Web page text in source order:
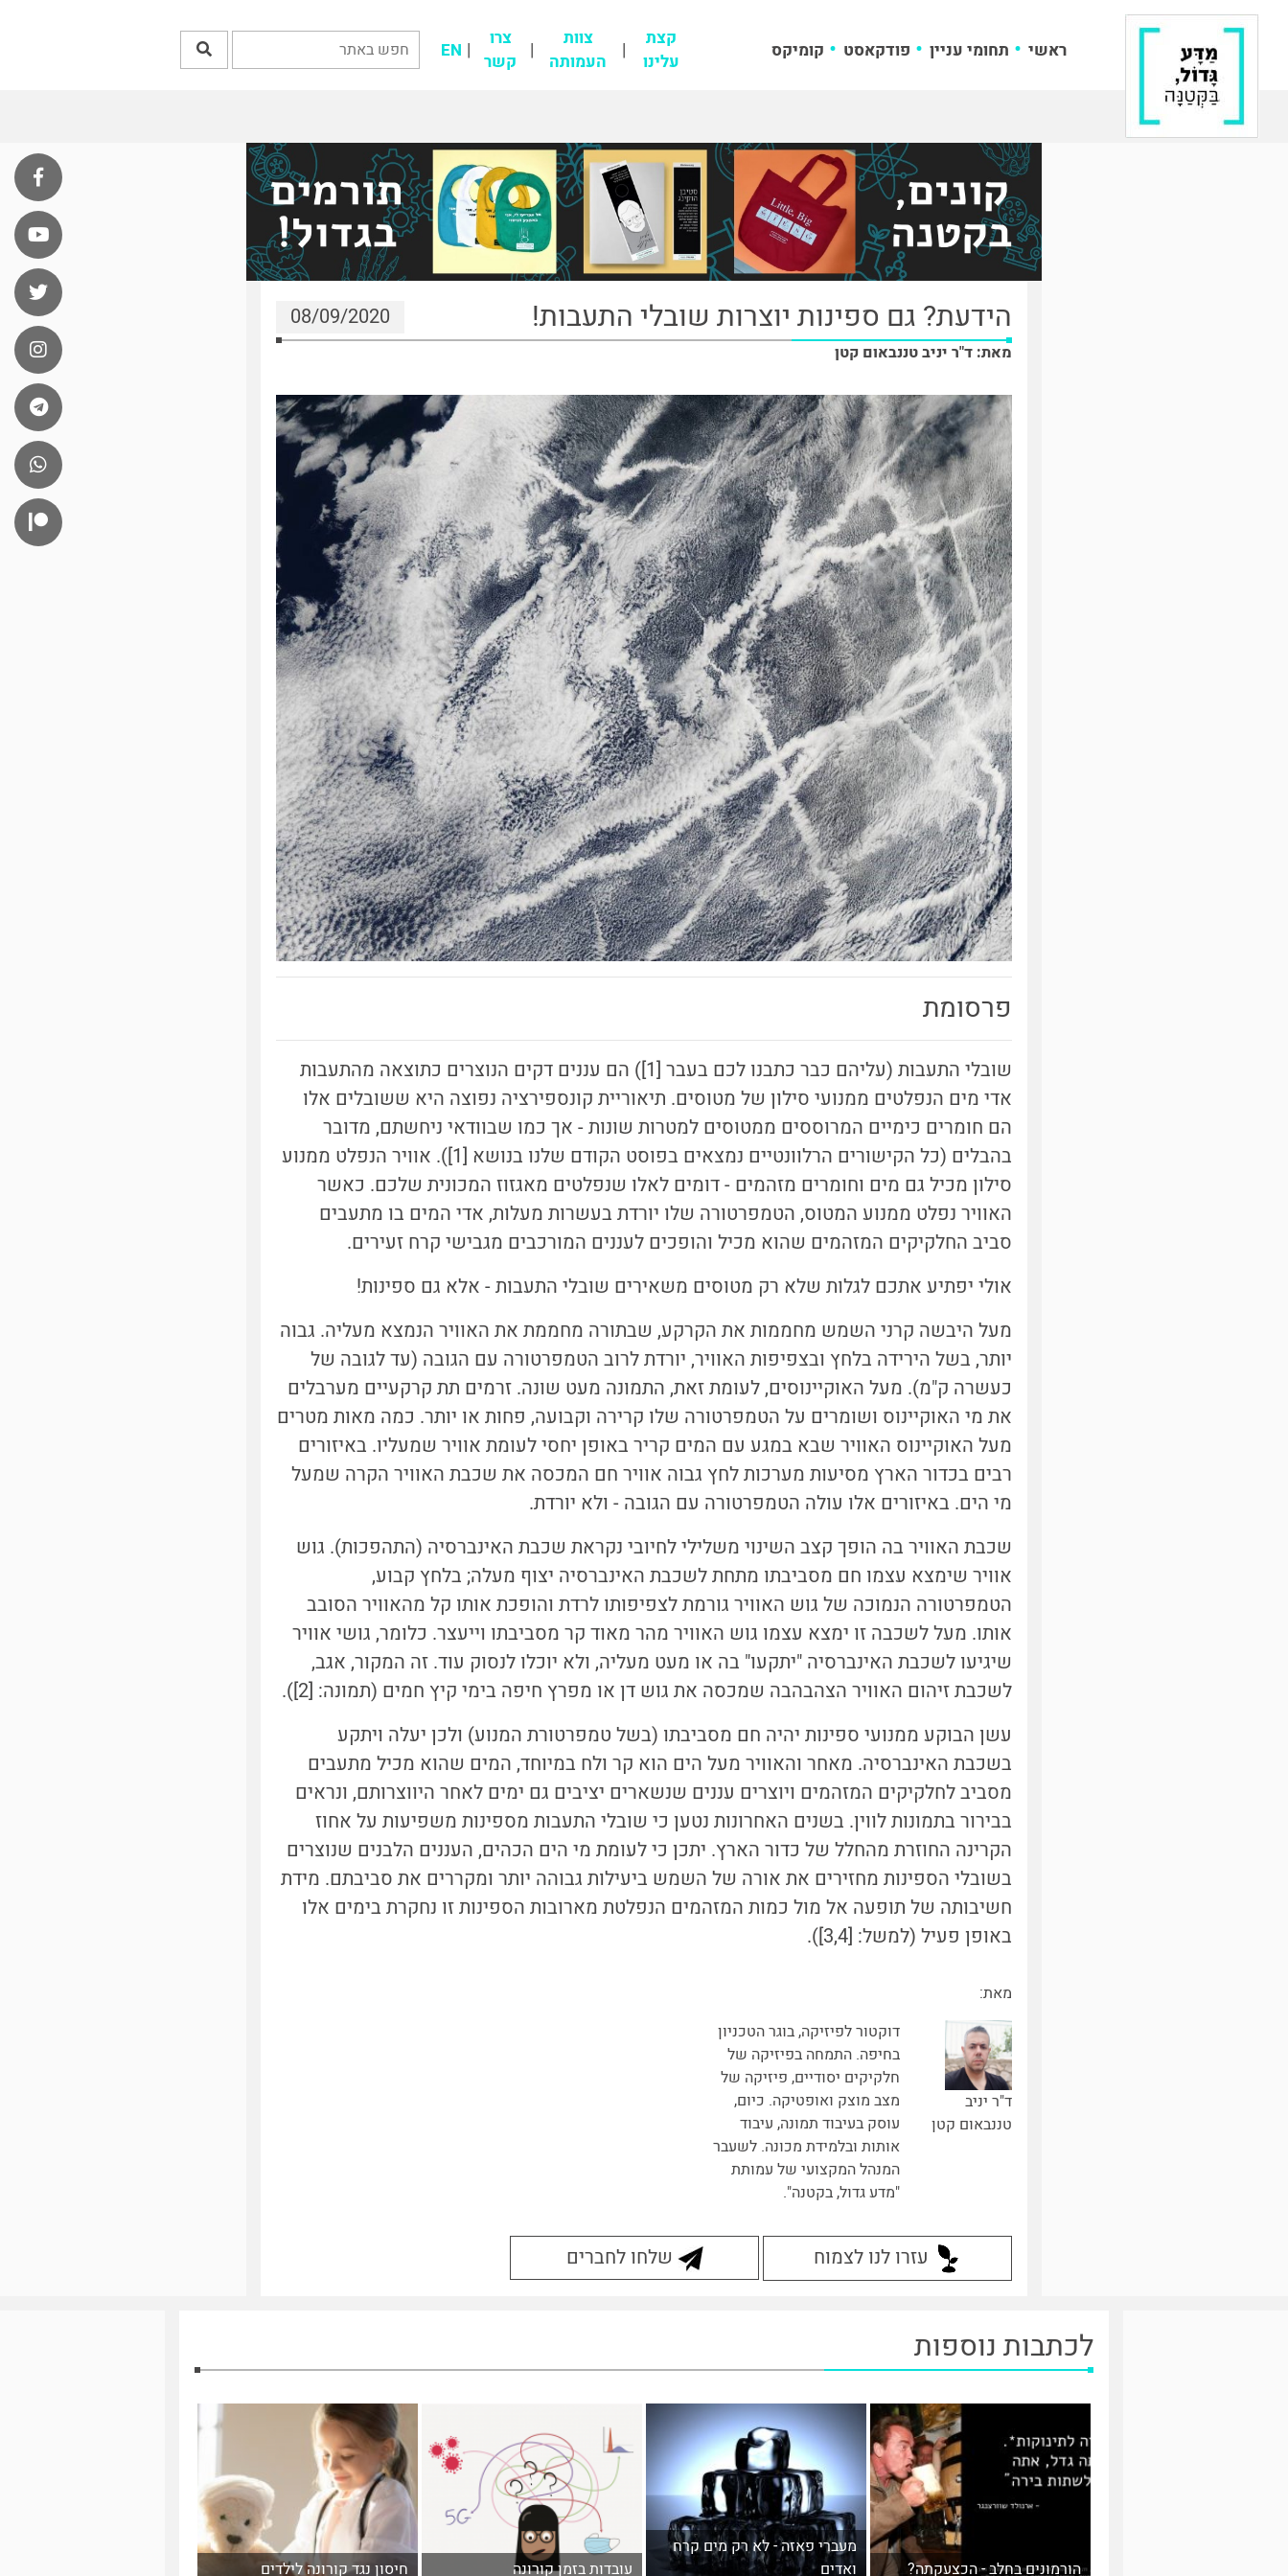
ראשי תחומי עניין פודקאסט קומיקס
קצת
עלינו
צוות
העמותה
צרו
קשר
EN
הידעת? גם ספינות יוצרות שובלי התעבות! 08/09/2020
מאת: ד"ר יניב טננבאום קטן
פרסומת
שובלי התעבות (עליהם כבר כתבנו לכם בעבר [1]) הם עננים דקים הנוצרים כתוצאה מהתעבות
אדי מים הנפלטים ממנועי סילון של מטוסים. תיאוריית קונספירציה נפוצה היא ששובלים אלו
הם חומרים כימיים המרוססים ממטוסים למטרות שונות - אך כמו שבוודאי ניחשתם, מדובר
בהבלים (כל הקישורים הרלוונטיים נמצאים בפוסט הקודם שלנו בנושא [1]). אוויר הנפלט ממנוע
סילון מכיל גם מים וחומרים מזהמים - דומים לאלו שנפלטים מאגזוז המכונית שלכם. כאשר
האוויר נפלט ממנוע המטוס, הטמפרטורה שלו יורדת בעשרות מעלות, אדי המים בו מתעבים
סביב החלקיקים המזהמים שהוא מכיל והופכים לעננים המורכבים מגבישי קרח זעירים.
אולי יפתיע אתכם לגלות שלא רק מטוסים משאירים שובלי התעבות - אלא גם ספינות!
מעל היבשה קרני השמש מחממות את הקרקע, שבתורה מחממת את האוויר הנמצא מעליה. גבוה
יותר, בשל הירידה בלחץ ובצפיפות האוויר, יורדת לרוב הטמפרטורה עם הגובה (עד לגובה של
כעשרה ק"מ). מעל האוקיינוסים, לעומת זאת, התמונה מעט שונה. זרמים תת קרקעיים מערבלים
את מי האוקיינוס ושומרים על הטמפרטורה שלו קרירה וקבועה, פחות או יותר. כמה מאות מטרים
מעל האוקיינוס האוויר שבא במגע עם המים קריר באופן יחסי לעומת אוויר שמעליו. באיזורים
רבים בכדור הארץ מסיעות מערכות לחץ גבוה אוויר חם המכסה את שכבת האוויר הקרה שמעל
מי הים. באיזורים אלו עולה הטמפרטורה עם הגובה - ולא יורדת.
שכבת האוויר בה הופך קצב השינוי משלילי לחיובי נקראת שכבת האינברסיה (התהפכות). גוש
אוויר שימצא עצמו חם מסביבתו מתחת לשכבת האינברסיה יצוף מעלה; בלחץ קבוע,
הטמפרטורה הנמוכה של גוש האוויר גורמת לצפיפותו לרדת והופכת אותו קל מהאוויר הסובב
אותו. מעל לשכבה זו ימצא עצמו גוש האוויר מהר מאוד קר מסביבתו וייעצר. כלומר, גושי אוויר
שיגיעו לשכבת האינברסיה "יתקעו" בה או מעט מעליה, ולא יוכלו לנסוק עוד. זה המקור, אגב,
לשכבת זיהום האוויר הצהבהבה שמכסה את גוש דן או מפרץ חיפה בימי קיץ חמים (תמונה: [2]).
עשן הבוקע ממנועי ספינות יהיה חם מסביבתו (בשל טמפרטורת המנוע) ולכן יעלה ויתקע
בשכבת האינברסיה. מאחר והאוויר מעל הים הוא קר ולח במיוחד, המים שהוא מכיל מתעבים
מסביב לחלקיקים המזהמים ויוצרים עננים שנשארים יציבים גם ימים לאחר היווצרותם, ונראים
בבירור בתמונות לווין. בשנים האחרונות נטען כי שובלי התעבות מספינות משפיעות על אחוז
הקרינה החוזרת מהחלל של כדור הארץ. יתכן כי לעומת מי הים הכהים, העננים הלבנים שנוצרים
בשובלי הספינות מחזירים את אורה של השמש ביעילות גבוהה יותר ומקררים את סביבתם. מידת
חשיבותה של תופעה אל מול כמות המזהמים הנפלטת מארובות הספינות זו נחקרת בימים אלו
באופן פעיל (למשל: [3,4]).
מאת:
ד"ר יניב
טננבאום קטן
דוקטור לפיזיקה, בוגר הטכניון
בחיפה. התמחה בפיזיקה של
חלקיקים יסודיים, פיזיקה של
מצב מוצק ואופטיקה. כיום,
עוסק בעיבוד תמונה, עיבוד
אותות ובלמידת מכונה. לשעבר
המנהל המקצועי של עמותת
"מדע גדול, בקטנה".
עזרו לנו לצמוח שלחו לחברים
לכתבות נוספות
הורמונים בחלב - הכצעקתה?
מעברי פאזה - לא רק מים קרח
ואדים
עובדות בזמן קורונה חיסון נגד קורונה לילדים